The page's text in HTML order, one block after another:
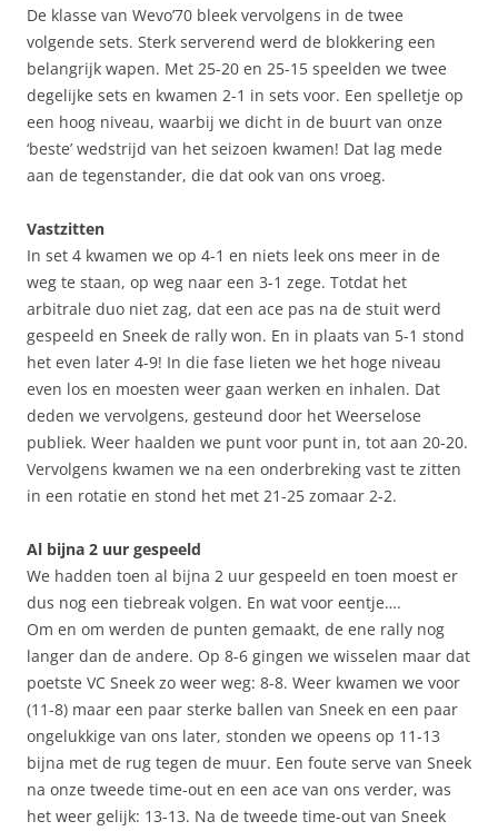
De klasse van Wevo’70 bleek vervolgens in de twee
volgende sets. Sterk serverend werd de blokkering een
belangrijk wapen. Met 25-20 en 25-15 speelden we twee
degelijke sets en kwamen 2-1 in sets voor. Een spelletje op
een hoog niveau, waarbij we dicht in de buurt van onze
‘beste’ wedstrijd van het seizoen kwamen! Dat lag mede
aan de tegenstander, die dat ook van ons vroeg.
Vastzitten
In set 4 kwamen we op 4-1 en niets leek ons meer in de
weg te staan, op weg naar een 3-1 zege. Totdat het
arbitrale duo niet zag, dat een ace pas na de stuit werd
gespeeld en Sneek de rally won. En in plaats van 5-1 stond
het even later 4-9! In die fase lieten we het hoge niveau
even los en moesten weer gaan werken en inhalen. Dat
deden we vervolgens, gesteund door het Weerselose
publiek. Weer haalden we punt voor punt in, tot aan 20-20.
Vervolgens kwamen we na een onderbreking vast te zitten
in een rotatie en stond het met 21-25 zomaar 2-2.
Al bijna 2 uur gespeeld
We hadden toen al bijna 2 uur gespeeld en toen moest er
dus nog een tiebreak volgen. En wat voor eentje….
Om en om werden de punten gemaakt, de ene rally nog
langer dan de andere. Op 8-6 gingen we wisselen maar dat
poetste VC Sneek zo weer weg: 8-8. Weer kwamen we voor
(11-8) maar een paar sterke ballen van Sneek en een paar
ongelukkige van ons later, stonden we opeens op 11-13
bijna met de rug tegen de muur. Een foute serve van Sneek
na onze tweede time-out en een ace van ons verder, was
het weer gelijk: 13-13. Na de tweede time-out van Sneek